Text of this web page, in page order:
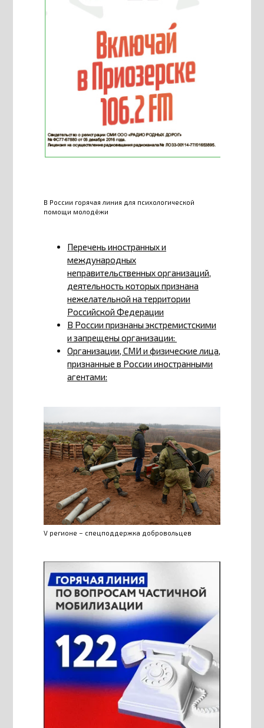
В России горячая линия для психологической
помощи молодёжи
Перечень иностранных и
международных
неправительственных организаций,
деятельность которых признана
нежелательной на территории
Российской Федерации
В России признаны экстремистскими
и запрещены организации:
Организации, СМИ и физические лица,
признанные в России иностранными
агентами:
V регионе – спецподдержка добровольцев